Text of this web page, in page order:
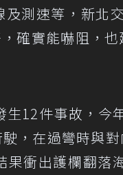
測速等，新北
確實能嚇阻，
12件事故，今
，在過彎時與
衝出護欄翻落